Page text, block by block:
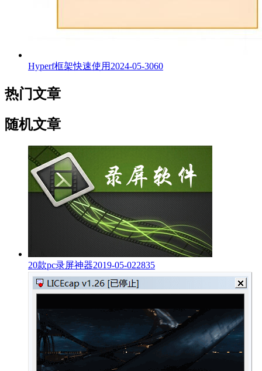
Hyperf框架快速使用 2024-05-3060
热门文章
随机文章
20款pc录屏神器2019-05-022835